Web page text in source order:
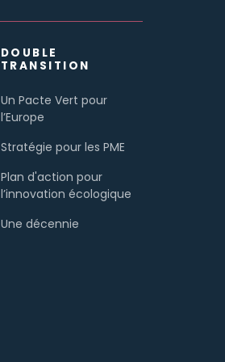
DOUBLE
TRANSITION
Un Pacte Vert pour
l’Europe
Stratégie pour les PME
Plan d'action pour
l’innovation écologique
Une décennie